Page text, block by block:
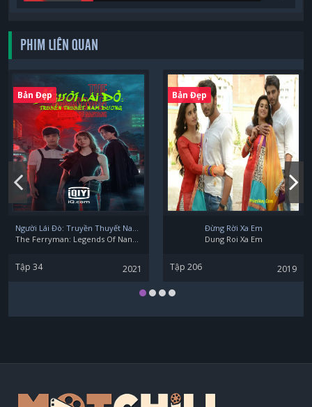
Chu Tử Thiến
PHIM LIÊN QUAN
Bản Đẹp
Tập 34 2021
Bản Đẹp
Đừng Rời Xa Em
Dung Roi Xa Em
Tập 206 2019